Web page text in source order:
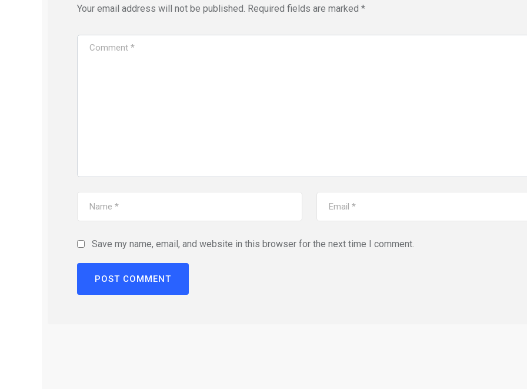
Your email address will not be published. Required fields are marked *
Save my name, email, and website in this browser for the next time I comment.